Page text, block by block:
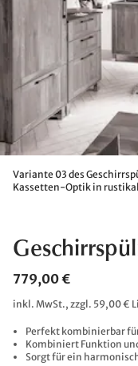
Variante 03 des
Kassetten-Optik in
779,00 €
inkl. MwSt., zzgl. 59,00 €
Perfekt kombinierbar
Kombiniert Funktion
Sorgt für ein